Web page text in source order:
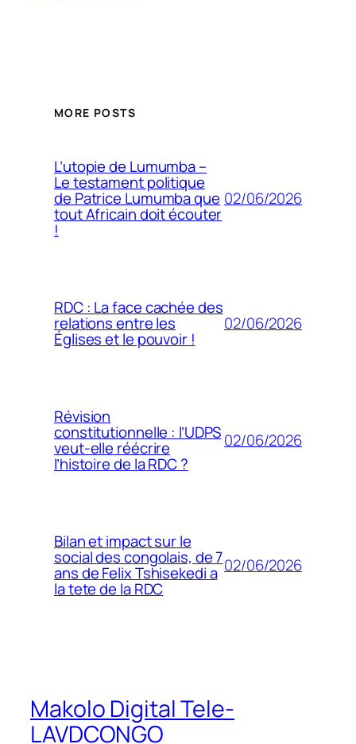
MORE POSTS
L’utopie de Lumumba –
Le testament politique
de Patrice Lumumba que
tout Africain doit écouter
!
02/06/2026
RDC : La face cachée des
relations entre les
Églises et le pouvoir !
02/06/2026
Révision
constitutionnelle : l’UDPS
veut-elle réécrire
l’histoire de la RDC ?
02/06/2026
Bilan et impact sur le
social des congolais, de 7
ans de Felix Tshisekedi a
la tete de la RDC
02/06/2026
Makolo Digital Tele-
LAVDCONGO